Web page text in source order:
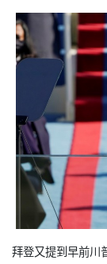
拜登又提到早前川